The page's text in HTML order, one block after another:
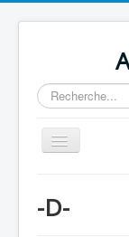
Rechercher
Basculer
la
Chronologie
-D-